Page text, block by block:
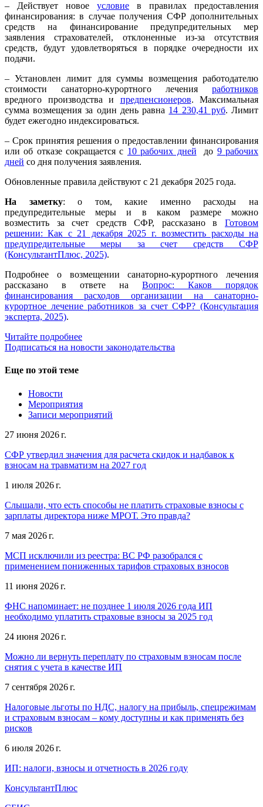
– Действует новое условие в правилах предоставления
финансирования: в случае получения СФР дополнительных
средств на финансирование предупредительных мер
заявления страхователей, отклоненные из-за отсутствия
средств, будут удовлетворяться в порядке очередности их
подачи.
– Установлен лимит для суммы возмещения работодателю
стоимости санаторно-курортного лечения работников
вредного производства и предпенсионеров. Максимальная
сумма возмещения за один день равна 14 230,41 руб. Лимит
будет ежегодно индексироваться.
– Срок принятия решения о предоставлении финансирования
или об отказе сокращается с 10 рабочих дней до 9 рабочих
дней со дня получения заявления.
Обновленные правила действуют с 21 декабря 2025 года.
На заметку: о том, какие именно расходы на
предупредительные меры и в каком размере можно
возместить за счет средств СФР, рассказано в Готовом
решении: Как с 21 декабря 2025 г. возместить расходы на
предупредительные меры за счет средств СФР
(КонсультантПлюс, 2025).
Подробнее о возмещении санаторно-курортного лечения
рассказано в ответе на Вопрос: Каков порядок
финансирования расходов организации на санаторно-
курортное лечение работников за счет СФР? (Консультация
эксперта, 2025).
Читайте подробнее
Подписаться на новости законодательства
Еще по этой теме
Новости
Мероприятия
Записи мероприятий
27 июня 2026 г.
СФР утвердил значения для расчета скидок и надбавок к
взносам на травматизм на 2027 год
1 июля 2026 г.
Слышали, что есть способы не платить страховые взносы с
зарплаты директора ниже МРОТ. Это правда?
7 мая 2026 г.
МСП исключили из реестра: ВС РФ разобрался с
применением пониженных тарифов страховых взносов
11 июня 2026 г.
ФНС напоминает: не позднее 1 июля 2026 года ИП
необходимо уплатить страховые взносы за 2025 год
24 июня 2026 г.
Можно ли вернуть переплату по страховым взносам после
снятия с учета в качестве ИП
7 сентября 2026 г.
Налоговые льготы по НДС, налогу на прибыль, спецрежимам
и страховым взносам – кому доступны и как применять без
рисков
6 июля 2026 г.
ИП: налоги, взносы и отчетность в 2026 году
КонсультантПлюс